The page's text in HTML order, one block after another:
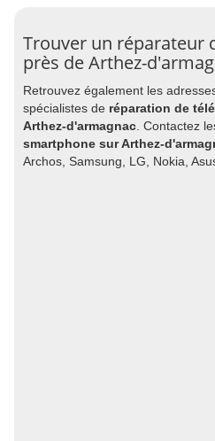
Trouver un réparateur
près de Arthez-
Retrouvez également les
spécialistes de réparation de
Arthez-d'armagnac . Contactez
smartphone sur Arthez-
Archos, Samsung, LG, Nokia,